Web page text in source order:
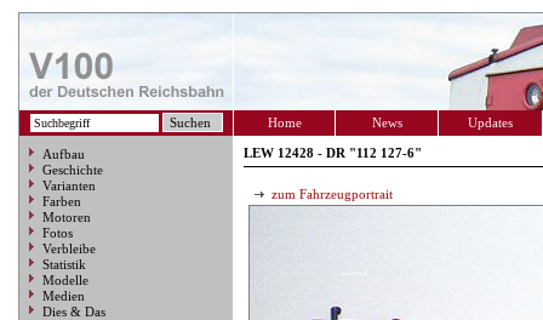
Home News Updates
Aufbau
Geschichte
Varianten
Farben
Motoren
Fotos
Verbleibe
Statistik
Modelle
Medien
Dies & Das
LEW 12428 - DR "112 127-6"
zum Fahrzeugportrait